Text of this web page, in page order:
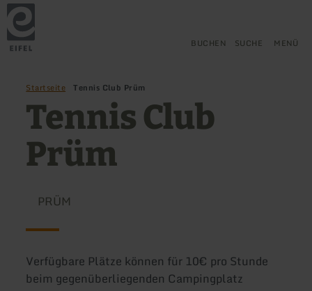
Zurück
zur
Startseite
BUCHEN SUCHE MENÜ
Startseite Tennis Club Prüm
Tennis Club
Prüm
PRÜM
Verfügbare Plätze können für 10€ pro Stunde
beim gegenüberliegenden Campingplatz